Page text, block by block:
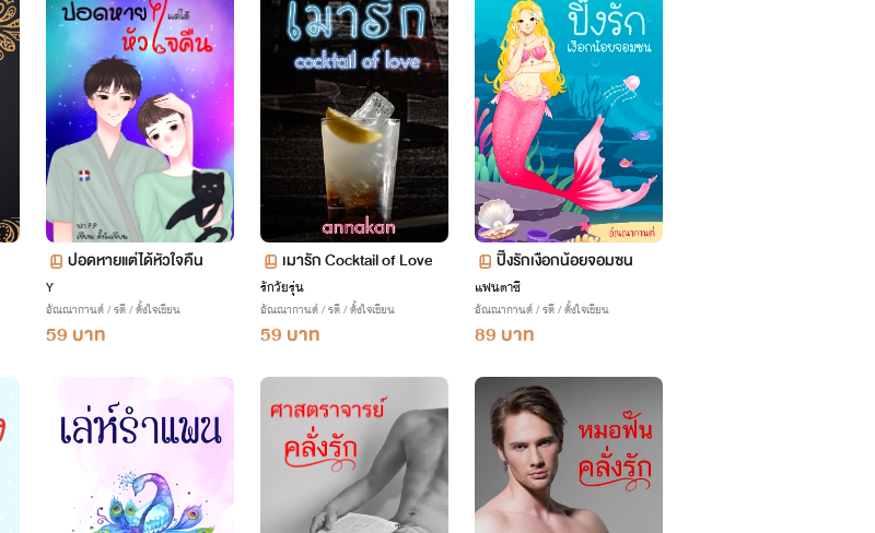
ปอดหายแต่ได้หัวใจคืน
Y
อัณณากานต์ / รตี / ตั้งใจเขียน
59 บาท
เมารัก Cocktail of Love
รักวัยรุ่น
อัณณากานต์ / รตี / ตั้งใจเขียน
59 บาท
ปิ๊งรักเงือกน้อยจอมซน
แฟนตาซี
อัณณากานต์ / รตี / ตั้งใจเขียน
89 บาท